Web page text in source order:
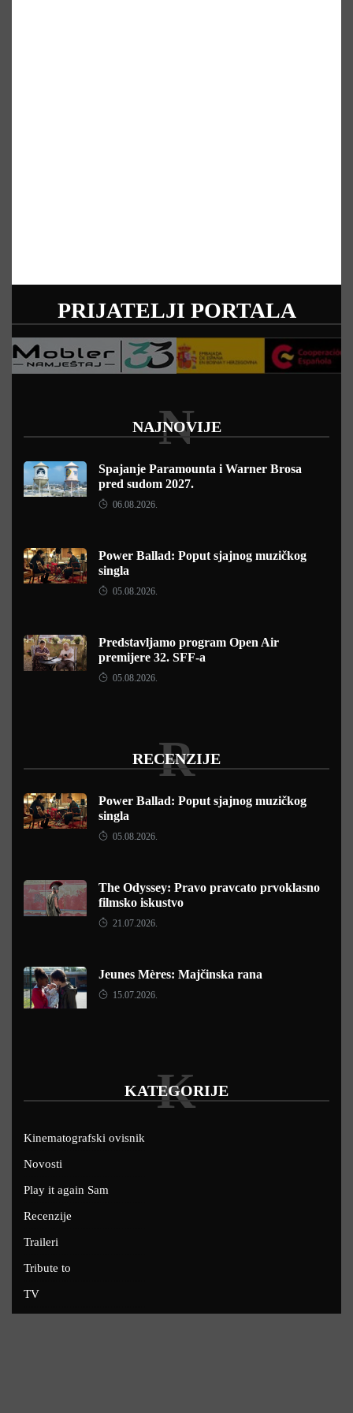
PRIJATELJI PORTALA
NAJNOVIJE
N
Spajanje Paramounta i Warner Brosa
pred sudom 2027.
06.08.2026.
Power Ballad: Poput sjajnog muzičkog
singla
05.08.2026.
Predstavljamo program Open Air
premijere 32. SFF-a
05.08.2026.
RECENZIJE
R
Power Ballad: Poput sjajnog muzičkog
singla
05.08.2026.
The Odyssey: Pravo pravcato prvoklasno
filmsko iskustvo
21.07.2026.
Jeunes Mères: Majčinska rana
15.07.2026.
KATEGORIJE
K
Kinematografski ovisnik
Novosti
Play it again Sam
Recenzije
Traileri
Tribute to
TV